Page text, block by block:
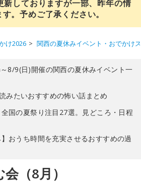
新しておりますが一部、昨年の情
。予めご了承ください。
け2026 関西の夏休みイベント・おでかけ
8/9(日)開催の関西の夏休みイベント一
みたいおすすめの怖い話まとめ
全国の夏祭り注目27選。見どころ・日程
】おうち時間を充実させるおすすめの過
（8月）